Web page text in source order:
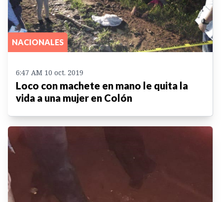
NACIONALES
6:47 AM 10 oct. 2019
Loco con machete en mano le quita la
vida a una mujer en Colón